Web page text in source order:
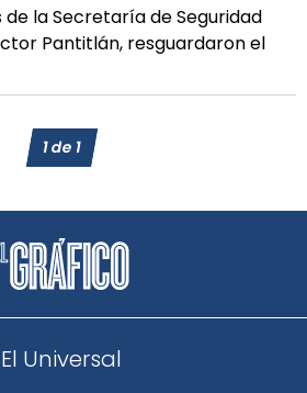
la Secretaría de Seguridad
Pantitlán, resguardaron el
1de1
El Universal